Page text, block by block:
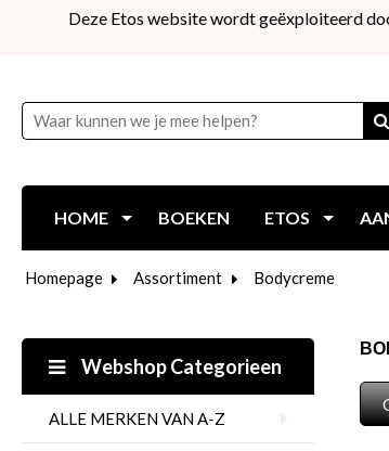
Deze Etos website wordt geëxploiteerd
HOME BOEKEN ETOS
Homepage Assortiment Bodycreme
Webshop Categorieen
ALLE MERKEN VAN A-Z